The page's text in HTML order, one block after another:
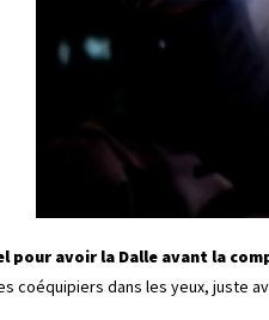
pour avoir la Dalle avant la
coéquipiers dans les yeux, juste